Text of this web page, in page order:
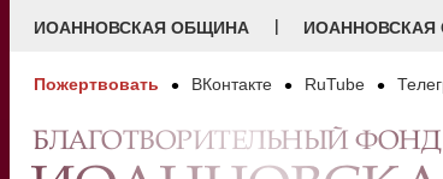
ИОАННОВСКАЯ ОБЩИНА | ИОАННОВСКАЯ
Пожертвовать ВКонтакте RuTube
БЛАГОТВОРИТЕЛЬНЫЙ ФОНД